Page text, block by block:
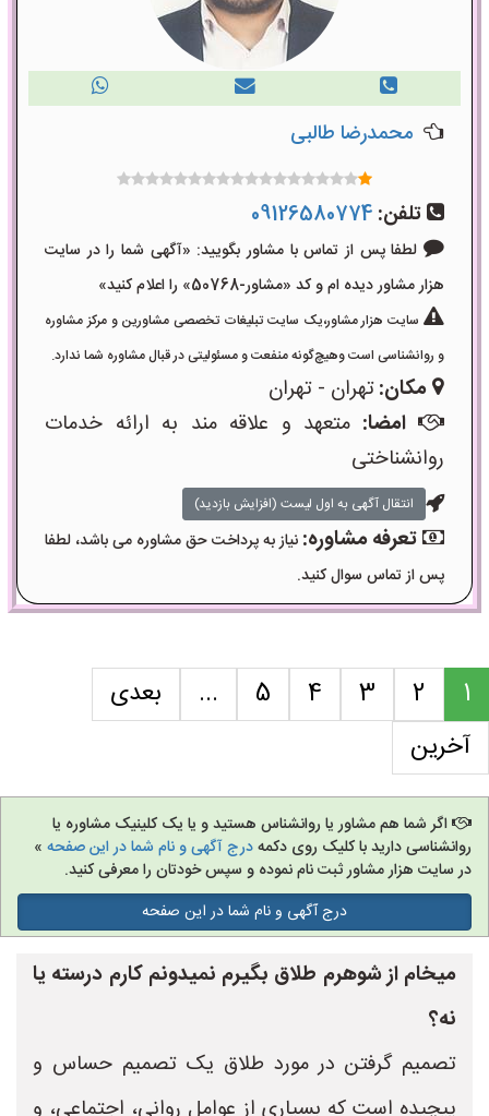
محمدرضا طالبی
تلفن: 09126580774
لطفا پس از تماس با مشاور بگویید: «آگهی شما را در سایت
هزار مشاور دیده ام و کد «مشاور-50768» را اعلام کنید»
سایت هزار مشاور،یک سایت تبلیغات تخصصی مشاورین و مرکز مشاوره
و روانشناسی است وهیچ‌گونه منفعت و مسئولیتی در قبال مشاوره شما ندارد.
مکان:تهران - تهران
امضا: متعهد و علاقه مند به ارائه خدمات
روانشناختی
انتقال آگهی به اول لیست (افزایش بازدید)
تعرفه مشاوره:نیاز به پرداخت حق مشاوره می باشد، لطفا
پس از تماس سوال کنید.
1
2
3
4
5
...
بعدی
آخرین
اگر شما هم مشاور یا روانشناس هستید و یا یک کلینیک مشاوره یا
روانشناسی دارید با کلیک روی دکمهدرج آگهی و نام شما در این صفحه »
در سایت هزار مشاور ثبت نام نموده و سپس خودتان را معرفی کنید.
درج آگهی و نام شما در این صفحه
میخام از شوهرم طلاق بگیرم نمیدونم کارم درسته یا
نه؟
تصمیم گرفتن در مورد طلاق یک تصمیم حساس و
پیچیده است که بسیاری از عوامل روانی، اجتماعی، و